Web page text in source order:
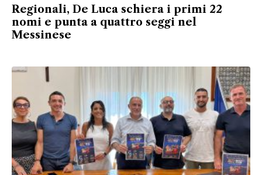
Regionali, De Luca schiera i primi 22
nomi e punta a quattro seggi nel
Messinese